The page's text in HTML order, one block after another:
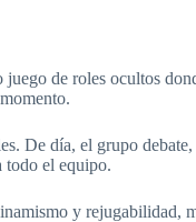
de roles ocultos
De día, el grupo
todo el equipo.
y rejugabilidad,